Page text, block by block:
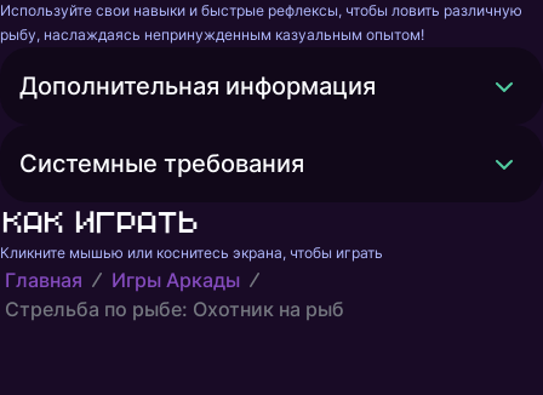
Используйте свои навыки и быстрые рефлексы, чтобы ловить различную
рыбу, наслаждаясь непринужденным казуальным опытом!
Дополнительная информация
Системные требования
Как играть
Кликните мышью или коснитесь экрана, чтобы играть
Главная
Игры Аркады
Стрельба по рыбе: Охотник на рыб